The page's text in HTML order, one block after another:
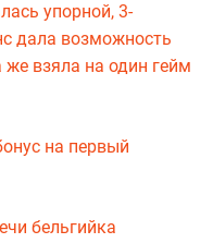
упорной, 3-
дала возможность
взяла на один гейм
на первый
бельгийка